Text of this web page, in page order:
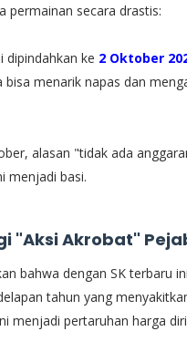
permainan secara drastis:
dipindahkan ke 2 Oktober
menarik napas dan
alasan "tidak ada
menjadi basi.
"Aksi Akrobat"
bahwa dengan SK terbaru
tahun yang
menjadi pertaruhan harga